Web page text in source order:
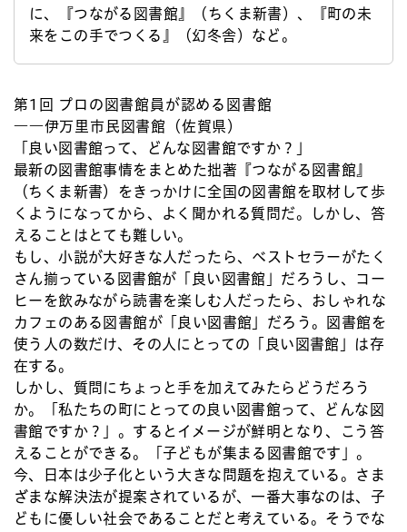
に、『つながる図書館』（ちくま新書）、『町の未
来をこの手でつくる』（幻冬舎）など。
第1回
プロの図書館員が認める図書館
――伊万里市民図書館（佐賀県）
「良い図書館って、どんな図書館ですか？」
最新の図書館事情をまとめた拙著『つながる図書館』
（ちくま新書）をきっかけに全国の図書館を取材して歩
くようになってから、よく聞かれる質問だ。しかし、答
えることはとても難しい。
もし、小説が大好きな人だったら、ベストセラーがたく
さん揃っている図書館が「良い図書館」だろうし、コー
ヒーを飲みながら読書を楽しむ人だったら、おしゃれな
カフェのある図書館が「良い図書館」だろう。図書館を
使う人の数だけ、その人にとっての「良い図書館」は存
在する。
しかし、質問にちょっと手を加えてみたらどうだろう
か。「私たちの町にとっての良い図書館って、どんな図
書館ですか？」。するとイメージが鮮明となり、こう答
えることができる。「子どもが集まる図書館です」。
今、日本は少子化という大きな問題を抱えている。さま
ざまな解決法が提案されているが、一番大事なのは、子
どもに優しい社会であることだと考えている。そうでな